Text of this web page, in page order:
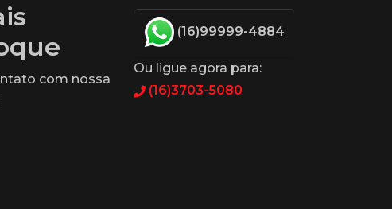
com nossa
(16)99999-4884
Ou ligue agora para:
(16)3703-5080